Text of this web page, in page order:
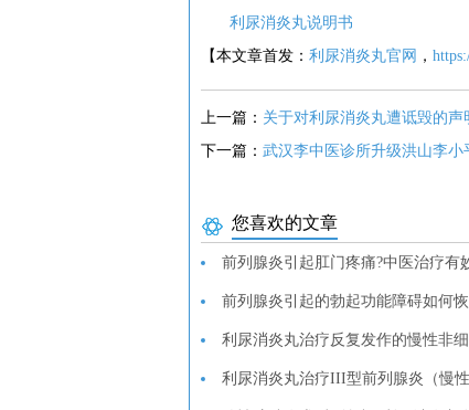
利尿消炎丸说明书
【本文章首发： 利尿消炎丸官网 ，
上一篇： 关于对利尿消炎丸遭诋毁的声
下一篇： 武汉李中医诊所升级洪山李小
您喜欢的文章
前列腺炎引起肛门疼痛?中医治疗有
前列腺炎引起的勃起功能障碍如何
利尿消炎丸治疗反复发作的慢性非
利尿消炎丸治疗III型前列腺炎（慢